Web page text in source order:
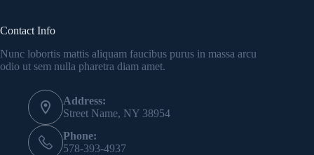
Contact Info
Nunc lobortis mattis aliquam faucibus purus in massa arcu
odio ut sem nulla pharetra diam amet.
Address:
Street Name, NY 38954
Phone:
578-393-4937